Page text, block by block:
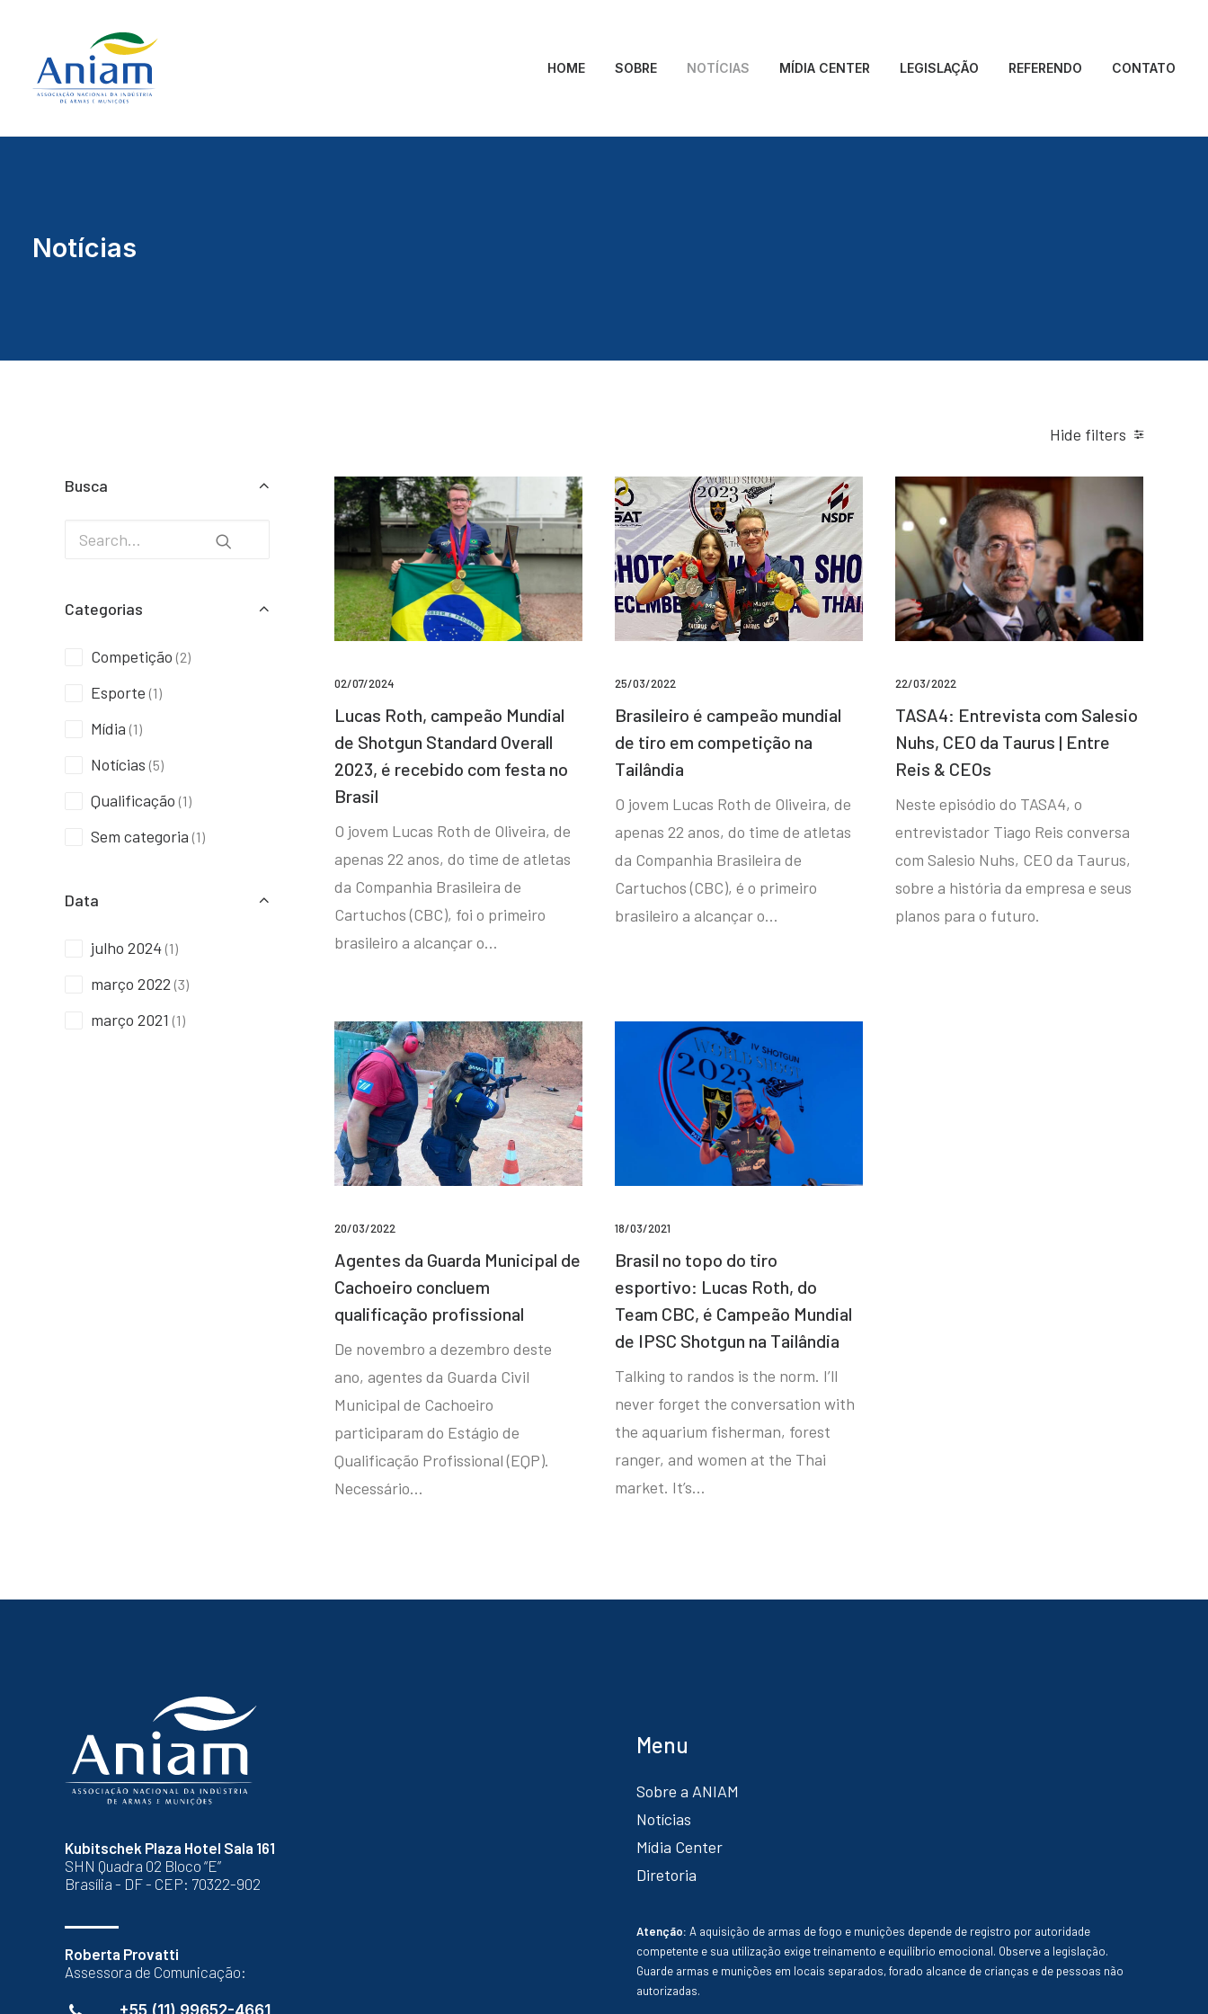
HOME SOBRE NOTÍCIAS MÍDIA CENTER LEGISLAÇÃO REFERENDO CONTATO
Notícias
Hide filters
Busca
Categorias
Competição (2)
Esporte (1)
Mídia (1)
Notícias (5)
Qualificação (1)
Sem categoria (1)
Data
julho 2024 (1)
março 2022 (3)
março 2021 (1)
02/07/2024
Lucas Roth, campeão Mundial
de Shotgun Standard Overall
2023, é recebido com festa no
Brasil
O jovem Lucas Roth de Oliveira, de
apenas 22 anos, do time de atletas
da Companhia Brasileira de
Cartuchos (CBC), foi o primeiro
brasileiro a alcançar o…
25/03/2022
Brasileiro é campeão mundial
de tiro em competição na
Tailândia
O jovem Lucas Roth de Oliveira, de
apenas 22 anos, do time de atletas
da Companhia Brasileira de
Cartuchos (CBC), é o primeiro
brasileiro a alcançar o…
22/03/2022
TASA4: Entrevista com Salesio
Nuhs, CEO da Taurus | Entre
Reis & CEOs
Neste episódio do TASA4, o
entrevistador Tiago Reis conversa
com Salesio Nuhs, CEO da Taurus,
sobre a história da empresa e seus
planos para o futuro.
20/03/2022
Agentes da Guarda Municipal de
Cachoeiro concluem
qualificação profissional
De novembro a dezembro deste
ano, agentes da Guarda Civil
Municipal de Cachoeiro
participaram do Estágio de
Qualificação Profissional (EQP).
Necessário…
18/03/2021
Brasil no topo do tiro
esportivo: Lucas Roth, do
Team CBC, é Campeão Mundial
de IPSC Shotgun na Tailândia
Talking to randos is the norm. I’ll
never forget the conversation with
the aquarium fisherman, forest
ranger, and women at the Thai
market. It’s…
Kubitschek Plaza Hotel Sala 161
SHN Quadra 02 Bloco “E”
Brasília - DF - CEP: 70322-902
Roberta Provatti
Assessora de Comunicação:
+55 (11) 99652-4661
Menu
Sobre a ANIAM
Notícias
Mídia Center
Diretoria
Atenção: A aquisição de armas de fogo e munições depende de registro por autoridade
competente e sua utilização exige treinamento e equilíbrio emocional. Observe a legislação.
Guarde armas e munições em locais separados, forado alcance de crianças e de pessoas não
autorizadas.